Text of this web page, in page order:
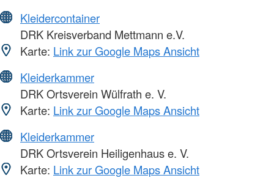
Kleidercontainer
DRK Kreisverband Mettmann e.V.
Karte: Link zur Google Maps Ansicht
Kleiderkammer
DRK Ortsverein Wülfrath e. V.
Karte: Link zur Google Maps Ansicht
Kleiderkammer
DRK Ortsverein Heiligenhaus e. V.
Karte: Link zur Google Maps Ansicht